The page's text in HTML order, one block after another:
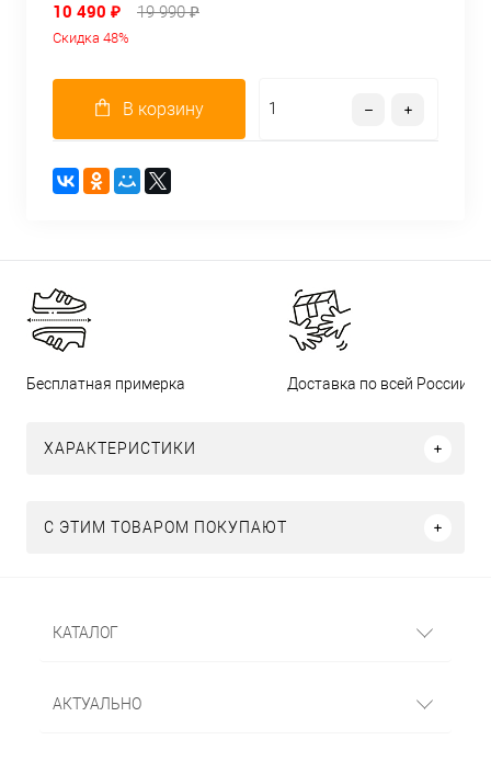
10 490 ₽ 19 990 ₽
Скидка 48%
В корзину
Бесплатная примерка Доставка по всей России
ХАРАКТЕРИСТИКИ
С ЭТИМ ТОВАРОМ ПОКУПАЮТ
КАТАЛОГ
АКТУАЛЬНО